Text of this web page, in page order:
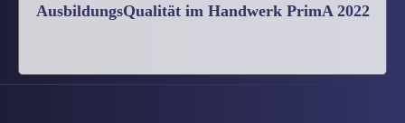
AusbildungsQualität im Handwerk PrimA 2022